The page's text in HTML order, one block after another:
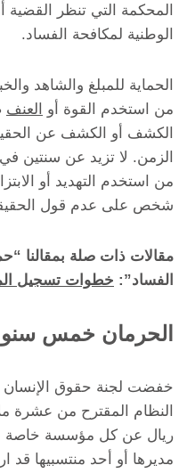
المحكمة التي تنظر القضية
الوطنية لمكافحة الفساد.
الحماية للمبلغ والشاهد
من استخدم القوة أو
العنف
الكشف أو الكشف عن
من استخدم التهديد أو
شخص على عدم قول
مقالات ذات صلة بمقالنا
الفساد”: خطوات تسجيل
الحرمان خمس
خفضت لجنة حقوق الإنسان
النظام المقترح من عشرة
ريال عن كل مؤسسة خاصة
مديرها أو أحد منتسبيها